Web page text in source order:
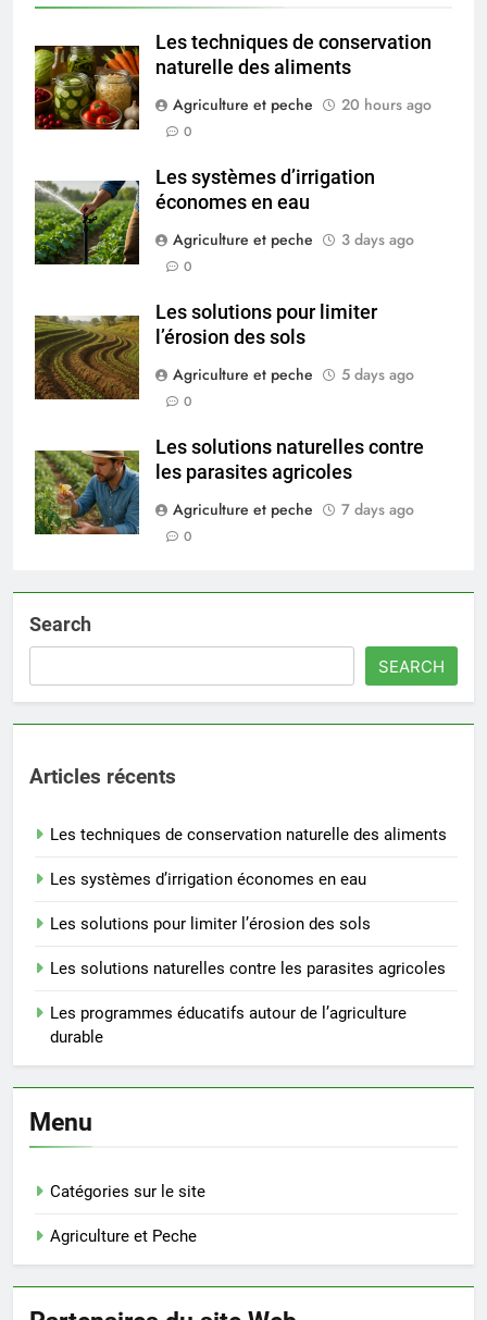
Les techniques de conservation
naturelle des aliments
Agriculture et peche
20 hours ago
0
Les systèmes d’irrigation
économes en eau
Agriculture et peche
3 days ago
0
Les solutions pour limiter
l’érosion des sols
Agriculture et peche
5 days ago
0
Les solutions naturelles contre
les parasites agricoles
Agriculture et peche
7 days ago
0
Search
SEARCH
Articles récents
Les techniques de conservation naturelle des aliments
Les systèmes d’irrigation économes en eau
Les solutions pour limiter l’érosion des sols
Les solutions naturelles contre les parasites agricoles
Les programmes éducatifs autour de l’agriculture
durable
Menu
Catégories sur le site
Agriculture et Peche